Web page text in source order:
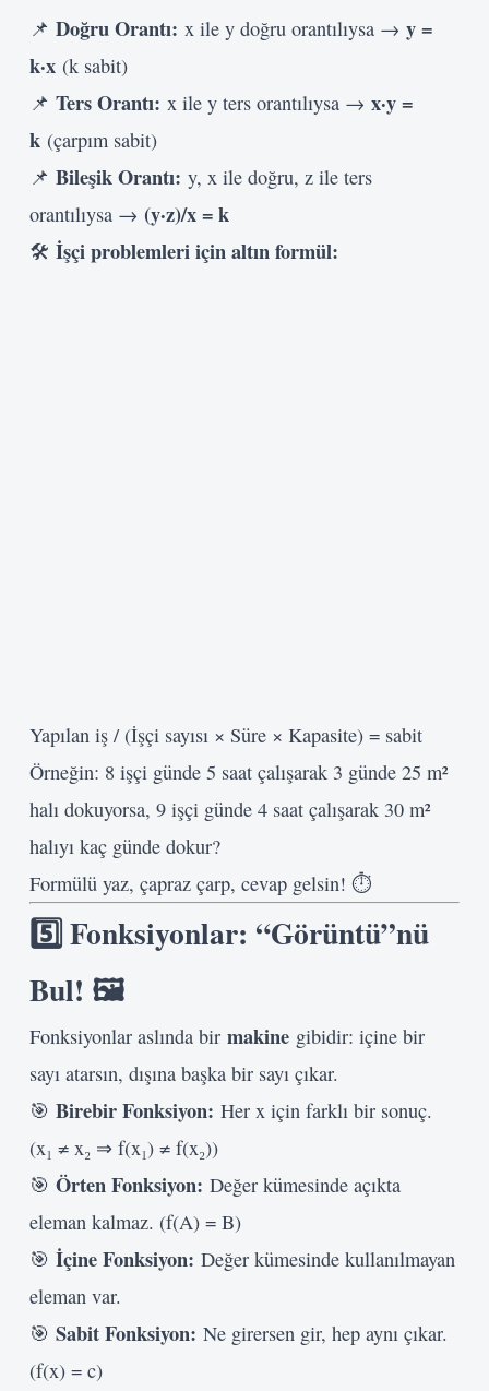
📌 Doğru Orantı: x ile y doğru orantılıysa → y =
k·x (k sabit)
📌 Ters Orantı: x ile y ters orantılıysa → x·y =
k (çarpım sabit)
📌 Bileşik Orantı: y, x ile doğru, z ile ters
orantılıysa → (y·z)/x = k
🛠️ İşçi problemleri için altın formül:
Yapılan iş / (İşçi sayısı × Süre × Kapasite) = sabit
Örneğin: 8 işçi günde 5 saat çalışarak 3 günde 25 m²
halı dokuyorsa, 9 işçi günde 4 saat çalışarak 30 m²
halıyı kaç günde dokur?
Formülü yaz, çapraz çarp, cevap gelsin! ⏱️
5️⃣ Fonksiyonlar: “Görüntü”nü
Bul! 🖼️
Fonksiyonlar aslında bir makine gibidir: içine bir
sayı atarsın, dışına başka bir sayı çıkar.
🎯 Birebir Fonksiyon: Her x için farklı bir sonuç.
(x₁ ≠ x₂ ⇒ f(x₁) ≠ f(x₂))
🎯 Örten Fonksiyon: Değer kümesinde açıkta
eleman kalmaz. (f(A) = B)
🎯 İçine Fonksiyon: Değer kümesinde kullanılmayan
eleman var.
🎯 Sabit Fonksiyon: Ne girersen gir, hep aynı çıkar.
(f(x) = c)